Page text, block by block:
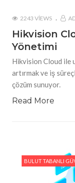
2243 VIEWS
Hikvision
Yönetimi
Hikvision Cloud ile
artırmak ve iş
çözüm sunuyor.
Read More
BULUT TABANLI